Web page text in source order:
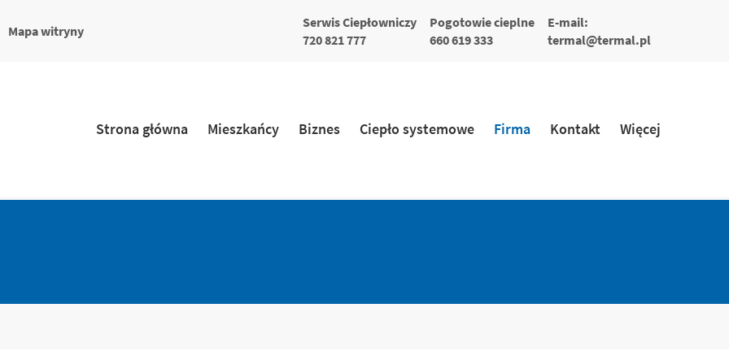
Mapa witryny
Serwis Ciepłowniczy
720 821 777
Pogotowie cieplne
660 619 333
E-mail:
termal@termal.pl
Strona główna Mieszkańcy Biznes Ciepło systemowe Firma Kontakt Więcej